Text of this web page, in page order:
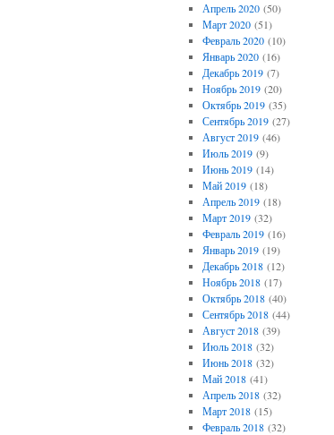
Апрель 2020(50)
Март 2020(51)
Февраль 2020(10)
Январь 2020(16)
Декабрь 2019(7)
Ноябрь 2019(20)
Октябрь 2019(35)
Сентябрь 2019(27)
Август 2019(46)
Июль 2019(9)
Июнь 2019(14)
Май 2019(18)
Апрель 2019(18)
Март 2019(32)
Февраль 2019(16)
Январь 2019(19)
Декабрь 2018(12)
Ноябрь 2018(17)
Октябрь 2018(40)
Сентябрь 2018(44)
Август 2018(39)
Июль 2018(32)
Июнь 2018(32)
Май 2018(41)
Апрель 2018(32)
Март 2018(15)
Февраль 2018(32)